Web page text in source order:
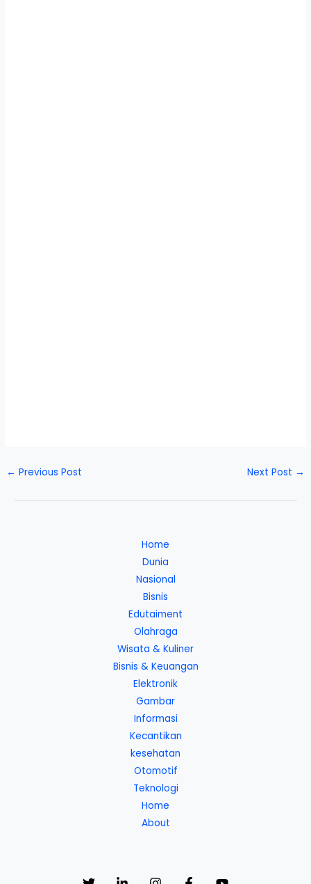
← Previous Post Next Post →
Home
Dunia
Nasional
Bisnis
Edutaiment
Olahraga
Wisata & Kuliner
Bisnis & Keuangan
Elektronik
Gambar
Informasi
Kecantikan
kesehatan
Otomotif
Teknologi
Home
About